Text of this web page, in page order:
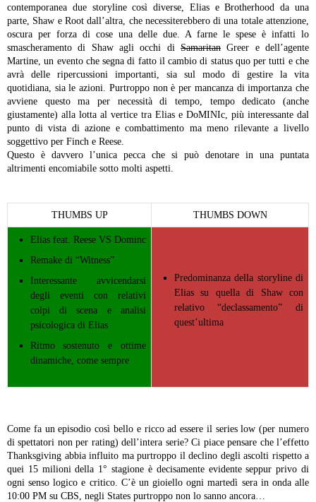
contemporanea due storyline così diverse, Elias e Brotherhood da una
parte, Shaw e Root dall’altra, che necessiterebbero di una totale attenzione,
oscura per forza di cose una delle due. A farne le spese è infatti lo
smascheramento di Shaw agli occhi di Samaritan Greer e dell’agente
Martine, un evento che segna di fatto il cambio di status quo per tutti e che
avrà delle ripercussioni importanti, sia sul modo di gestire la vita
quotidiana, sia le azioni. Purtroppo non è per mancanza di importanza che
avviene questo ma per necessità di tempo, tempo dedicato (anche
giustamente) alla lotta al vertice tra Elias e DoMINIc, più interessante dal
punto di vista di azione e combattimento ma meno rilevante a livello
soggettivo per Finch e Reese.
Questo è davvero l’unica pecca che si può denotare in una puntata
altrimenti encomiabile sotto molti aspetti.
THUMBS UP THUMBS DOWN
Elias feat. Reese VS Dominc
Remake di “Witness”
Interessante avvicendarsi
degli eventi con relativi
colpi di scena e analisi
psicologica di Elias
Ritmo sostenuto e ottime
dinamiche, come sempre
Predominanza della storyline di
Elias su quella di Shaw con
relativo “declassamento” di
quest’ultima
Come fa un episodio così bello e ricco ad essere il series low (per numero
di spettatori non per rating) dell’intera serie? Ci piace pensare che l’effetto
Thanksgiving abbia influito ma purtroppo il declino degli ascolti rispetto a
quei 15 milioni della 1° stagione è decisamente evidente seppur privo di
ogni senso logico e critico. C’è un gioiello ogni martedì sera in onda alle
10:00 PM su CBS, negli States purtroppo non lo sanno ancora…